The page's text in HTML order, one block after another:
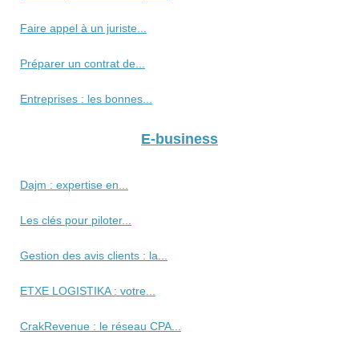
Faire appel à un juriste...
Préparer un contrat de...
Entreprises : les bonnes...
E-business
Dajm : expertise en...
Les clés pour piloter...
Gestion des avis clients : la...
ETXE LOGISTIKA : votre...
CrakRevenue : le réseau CPA...